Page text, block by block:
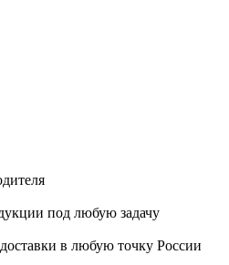
под любую задачу
в любую точку России